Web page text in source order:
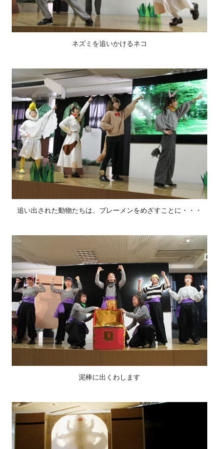
ネズミを追いかけるネコ
追い出された動物たちは、ブレーメンをめざすことに・・・
泥棒に出くわします